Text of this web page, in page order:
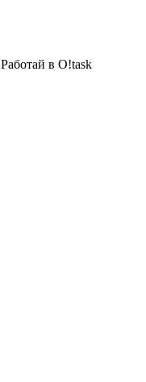
Работай в O!task